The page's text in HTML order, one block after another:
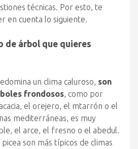
técnicas. Por esto, te
en cuenta lo siguiente.
de árbol que quieres
un clima caluroso, son
frondosos, como por
el orejero, el mtarrón o el
mediterráneas, es muy
el arce, el fresno o el abedul.
son más típicos de climas